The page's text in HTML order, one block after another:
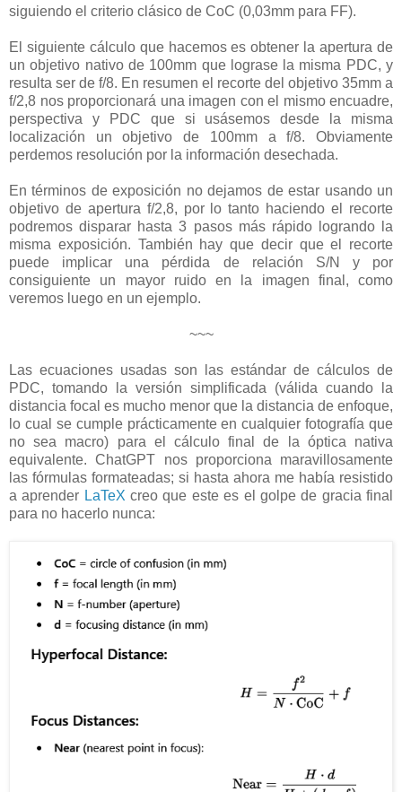
siguiendo el criterio clásico de CoC (0,03mm para FF).
El siguiente cálculo que hacemos es obtener la apertura de
un objetivo nativo de 100mm que lograse la misma PDC, y
resulta ser de f/8. En resumen el recorte del objetivo 35mm a
f/2,8 nos proporcionará una imagen con el mismo encuadre,
perspectiva y PDC que si usásemos desde la misma
localización un objetivo de 100mm a f/8. Obviamente
perdemos resolución por la información desechada.
En términos de exposición no dejamos de estar usando un
objetivo de apertura f/2,8, por lo tanto haciendo el recorte
podremos disparar hasta 3 pasos más rápido logrando la
misma exposición. También hay que decir que el recorte
puede implicar una pérdida de relación S/N y por
consiguiente un mayor ruido en la imagen final, como
veremos luego en un ejemplo.
~~~
Las ecuaciones usadas son las estándar de cálculos de
PDC, tomando la versión simplificada (válida cuando la
distancia focal es mucho menor que la distancia de enfoque,
lo cual se cumple prácticamente en cualquier fotografía que
no sea macro) para el cálculo final de la óptica nativa
equivalente. ChatGPT nos proporciona maravillosamente
las fórmulas formateadas; si hasta ahora me había resistido
a aprender LaTeX creo que este es el golpe de gracia final
para no hacerlo nunca: